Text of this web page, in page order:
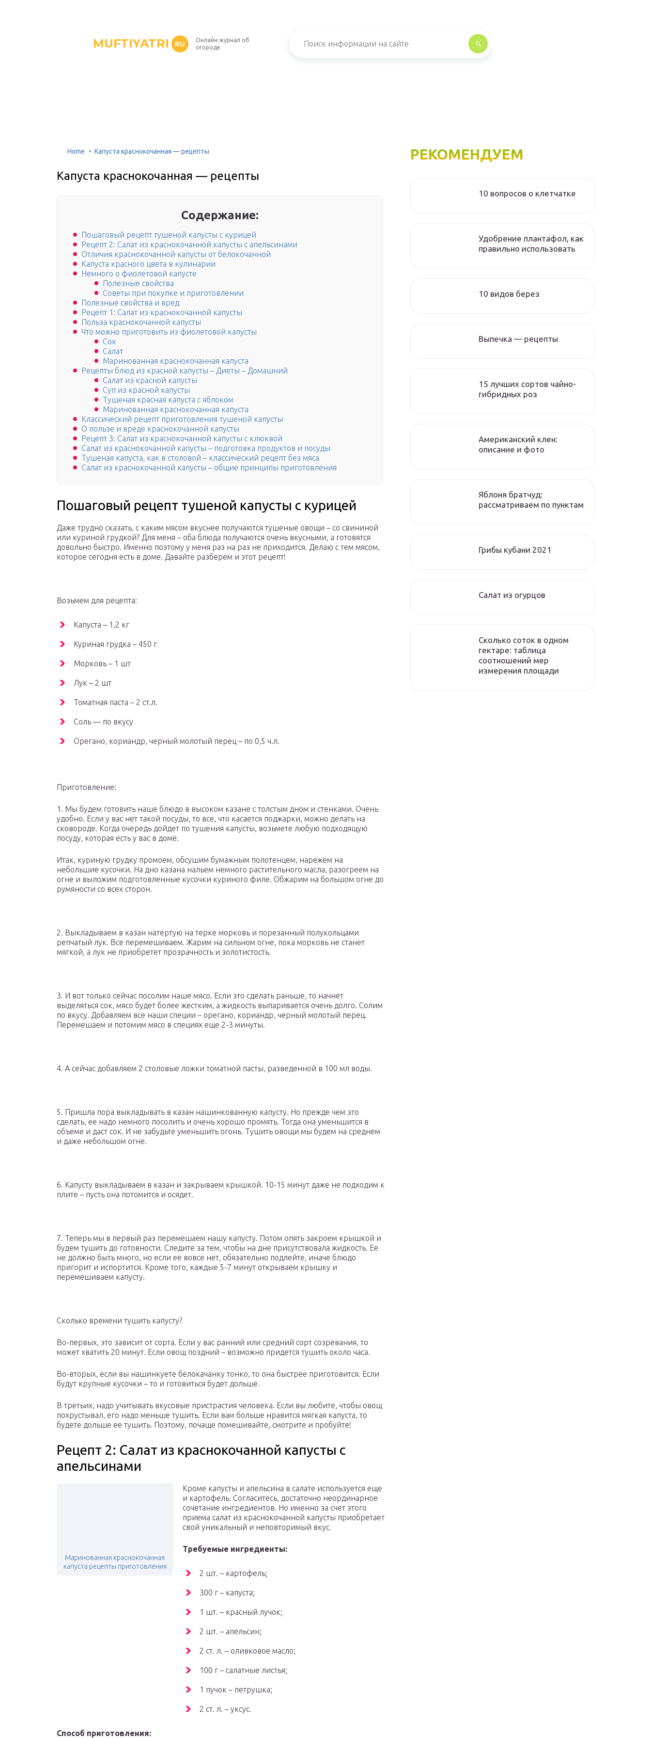
MUFTIYATRI RU
Онлайн-журнал об
огороде
Home Капуста краснокочанная — рецепты
Капуста краснокочанная — рецепты
Содержание:
Пошаговый рецепт тушеной капусты с курицей
Рецепт 2: Салат из краснокочанной капусты с апельсинами
Отличия краснокочанной капусты от белокочанной
Капуста красного цвета в кулинарии
Немного о фиолетовой капусте
Полезные свойства
Советы при покупке и приготовлении
Полезные свойства и вред
Рецепт 1: Салат из краснокочанной капусты
Польза краснокочанной капусты
Что можно приготовить из фиолетовой капусты
Сок
Салат
Маринованная краснокочанная капуста
Рецепты блюд из красной капусты – Диеты – Домашний
Салат из красной капусты
Суп из красной капусты
Тушеная красная капуста с яблоком
Маринованная краснокочанная капуста
Классический рецепт приготовления тушеной капусты
О пользе и вреде краснокочанной капусты
Рецепт 3: Салат из краснокочанной капусты с клюквой
Салат из краснокочанной капусты – подготовка продуктов и посуды
Тушеная капуста, как в столовой – классический рецепт без мяса
Салат из краснокочанной капусты – общие принципы приготовления
Пошаговый рецепт тушеной капусты с курицей
Даже трудно сказать, с каким мясом вкуснее получаются тушеные овощи – со свининой
или куриной грудкой? Для меня – оба блюда получаются очень вкусными, а готовятся
довольно быстро. Именно поэтому у меня раз на раз не приходится. Делаю с тем мясом,
которое сегодня есть в доме. Давайте разберем и этот рецепт!
Возьмем для рецепта:
Капуста – 1,2 кг
Куриная грудка – 450 г
Морковь – 1 шт
Лук – 2 шт
Томатная паста – 2 ст.л.
Соль — по вкусу
Орегано, кориандр, черный молотый перец – по 0,5 ч.л.
Приготовление:
1. Мы будем готовить наше блюдо в высоком казане с толстым дном и стенками. Очень
удобно. Если у вас нет такой посуды, то все, что касается поджарки, можно делать на
сковороде. Когда очередь дойдет по тушения капусты, возьмете любую подходящую
посуду, которая есть у вас в доме.
Итак, куриную грудку промоем, обсушим бумажным полотенцем, нарежем на
небольшие кусочки. На дно казана нальем немного растительного масла, разогреем на
огне и выложим подготовленные кусочки куриного филе. Обжарим на большом огне до
румяности со всех сторон.
2. Выкладываем в казан натертую на терке морковь и порезанный полукольцами
репчатый лук. Все перемешиваем. Жарим на сильном огне, пока морковь не станет
мягкой, а лук не приобретет прозрачность и золотистость.
3. И вот только сейчас посолим наше мясо. Если это сделать раньше, то начнет
выделяться сок, мясо будет более жестким, а жидкость выпаривается очень долго. Солим
по вкусу. Добавляем все наши специи – орегано, кориандр, черный молотый перец.
Перемешаем и потомим мясо в специях еще 2-3 минуты.
4. А сейчас добавляем 2 столовые ложки томатной пасты, разведенной в 100 мл воды.
5. Пришла пора выкладывать в казан нашинкованную капусту. Но прежде чем это
сделать, ее надо немного посолить и очень хорошо промять. Тогда она уменьшится в
объеме и даст сок. И не забудьте уменьшить огонь. Тушить овощи мы будем на среднем
и даже небольшом огне.
6. Капусту выкладываем в казан и закрываем крышкой. 10-15 минут даже не подходим к
плите – пусть она потомится и осядет.
7. Теперь мы в первый раз перемешаем нашу капусту. Потом опять закроем крышкой и
будем тушить до готовности. Следите за тем, чтобы на дне присутствовала жидкость. Ее
не должно быть много, но если ее вовсе нет, обязательно подлейте, иначе блюдо
пригорит и испортится. Кроме того, каждые 5-7 минут открываем крышку и
перемешиваем капусту.
Сколько времени тушить капусту?
Во-первых, это зависит от сорта. Если у вас ранний или средний сорт созревания, то
может хватить 20 минут. Если овощ поздний – возможно придется тушить около часа.
Во-вторых, если вы нашинкуете белокачанку тонко, то она быстрее приготовится. Если
будут крупные кусочки – то и готовиться будет дольше.
В третьих, надо учитывать вкусовые пристрастия человека. Если вы любите, чтобы овощ
похрустывал, его надо меньше тушить. Если вам больше нравится мягкая капуста, то
будете дольше ее тушить. Поэтому, почаще помешивайте, смотрите и пробуйте!
Рецепт 2: Салат из краснокочанной капусты с
апельсинами
Маринованная краснокочанная
капуста рецепты приготовления
Кроме капусты и апельсина в салате используется еще
и картофель. Согласитесь, достаточно неординарное
сочетание ингредиентов. Но именно за счет этого
приема салат из краснокочанной капусты приобретает
свой уникальный и неповторимый вкус.
Требуемые ингредиенты:
2 шт. – картофель;
300 г – капуста;
1 шт. – красный лучок;
2 шт. – апельсин;
2 ст. л. – оливковое масло;
100 г – салатные листья;
1 пучок – петрушка;
2 ст. л. – уксус.
Способ приготовления:
РЕКОМЕНДУЕМ
10 вопросов о клетчатке
Удобрение плантафол, как
правильно использовать
10 видов берез
Выпечка — рецепты
15 лучших сортов чайно-
гибридных роз
Американский клен:
описание и фото
Яблоня братчуд:
рассматриваем по пунктам
Грибы кубани 2021
Салат из огурцов
Сколько соток в одном
гектаре: таблица
соотношений мер
измерения площади